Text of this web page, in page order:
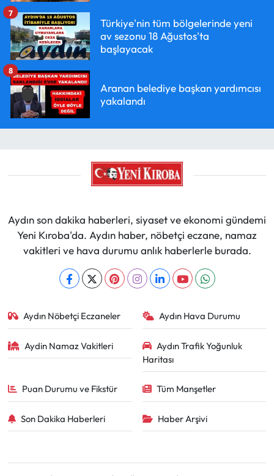
Türkiye'nin tüm bölgelerinde yeni
av sezonu 18 Ağustos'ta
başlayacak
7
Aranan belediye başkan yardımcısı
yakalandı
8
Aydın son dakika haberleri, siyaset ve ekonomi gündemi
Yeni Kıroba'da. Aydın haber, nöbetçi eczane, namaz
vakitleri ve hava durumu anlık haberlerle burada.
Aydın Nöbetçi Eczaneler Aydın Hava Durumu
Aydin Namaz Vakitleri
Aydın Trafik Yoğunluk
Haritası
Puan Durumu ve Fikstür Tüm Manşetler
Son Dakika Haberleri Haber Arşivi